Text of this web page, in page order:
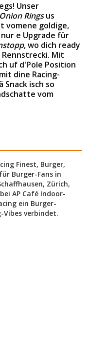
Unser
Onion Ringsus
vomene goldige,
e Upgrade für
, wo dich ready
Mit
uf d'Pole Position
dine Racing-
Snack isch so
vom
Finest, Burger,
Burger-Fans in
Zürich,
AP Café Indoor-
ein Burger-
Vibes verbindet.